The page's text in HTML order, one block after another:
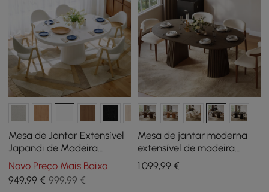
Mesa de Jantar Extensível
Japandi de Madeira
(Redonda a Oval) de 100 -
140 cm – Branco Quente, 4-
6 Lugares
Novo Preço Mais Baixo
949,99 € 999,99 €
Mesa de jantar moderna
extensível de madeira
marrom esfumaçada de
47"-79" com base
1.099,99€